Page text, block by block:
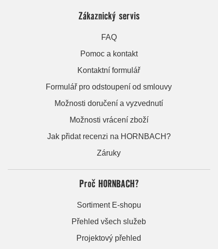
Zákaznický servis
FAQ
Pomoc a kontakt
Kontaktní formulář
Formulář pro odstoupení od smlouvy
Možnosti doručení a vyzvednutí
Možnosti vrácení zboží
Jak přidat recenzi na HORNBACH?
Záruky
Proč HORNBACH?
Sortiment E-shopu
Přehled všech služeb
Projektový přehled